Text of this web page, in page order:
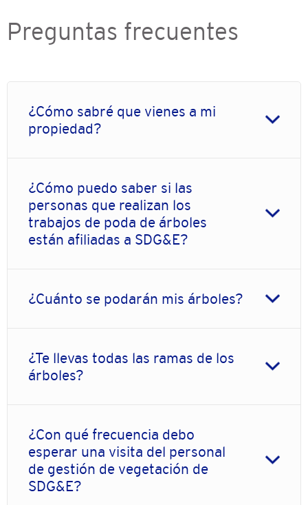
Preguntas frecuentes
¿Cómo sabré que vienes a mi
propiedad?
¿Cómo puedo saber si las
personas que realizan los
trabajos de poda de árboles
están afiliadas a SDG&E?
¿Cuánto se podarán mis árboles?
¿Te llevas todas las ramas de los
árboles?
¿Con qué frecuencia debo
esperar una visita del personal
de gestión de vegetación de
SDG&E?